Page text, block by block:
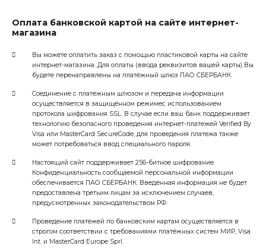
Оплата банковской картой на сайте интернет-
магазина
Вы можете оплатить заказ с помощью пластиковой карты на сайте
интернет-магазина. Для оплаты (ввода реквизитов вашей карты) Вы
будете перенаправлены на платёжный шлюз ПАО СБЕРБАНК.
Соединение с платёжным шлюзом и передача информации
осуществляется в защищённом режимес использованием
протокола шифрования SSL. В случае если ваш банк поддерживает
технологию безопасного проведения интернет-платежей Verified By
Visa или MasterCard SecureCode, для проведения платежа также
может потребоваться ввод специального пароля.
Настоящий сайт поддерживает 256-битное шифрование.
Конфиденциальность сообщаемой персональной информации
обеспечивается ПАО СБЕРБАНК. Введённая информация не будет
предоставлена третьим лицам за исключением случаев,
предусмотренных законодательством РФ.
Проведение платежей по банковским картам осуществляется в
строгом соответствии с требованиями платёжных систем МИР, Visa
Int. и MasterCard Europe Sprl.